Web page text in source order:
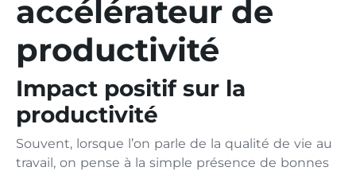
accélérateur de
productivité
Impact positif sur la
productivité
Souvent, lorsque l’on parle de la qualité de vie au
travail, on pense à la simple présence de bonnes